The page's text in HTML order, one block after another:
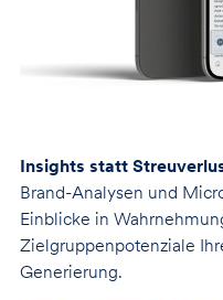
Insights statt
Brand-Analysen und
Einblicke in
Zielgruppenpotenziale
Generierung.